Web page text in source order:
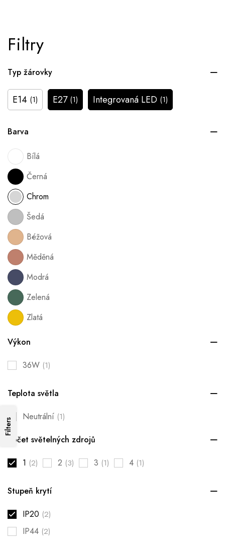
Filtry
Typ žárovky
E14 (1) E27 (1) Integrovaná LED (1)
Barva
Bílá
Černá
Chrom
Šedá
Béžová
Měděná
Modrá
Zelená
Zlatá
Výkon
36W (1)
Teplota světla
Neutrální (1)
Počet světelných zdrojů
1 (2) 2 (3) 3 (1) 4 (1)
Stupeň krytí
IP20 (2)
IP44 (2)
Filters